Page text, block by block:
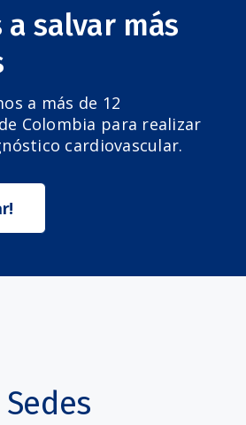
a salvar más
a más de 12
Colombia para realizar
cardiovascular.